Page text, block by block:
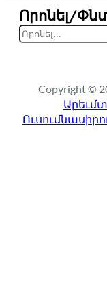
Որոնել/
Copyright ©